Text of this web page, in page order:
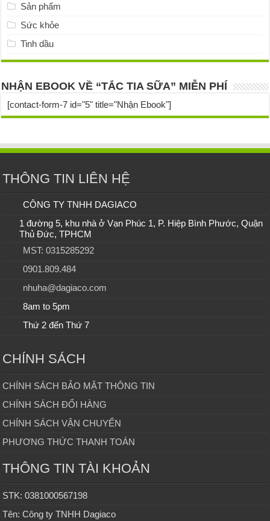
Sản phẩm
Sức khỏe
Tinh dầu
NHẬN EBOOK VỀ “TẮC TIA SỮA” MIỄN PHÍ
[contact-form-7 id="5" title="Nhận Ebook"]
THÔNG TIN LIÊN HỆ
CÔNG TY TNHH DAGIACO
1 đường 5, khu nhà ở Vạn Phúc 1, P. Hiệp Bình Phước, Quận
Thủ Đức, TPHCM
MST: 0315285292
0901.809.484
nhuha@dagiaco.com
8am to 5pm
Thứ 2 đến Thứ 7
CHÍNH SÁCH
CHÍNH SÁCH BẢO MẬT THÔNG TIN
CHÍNH SÁCH ĐỔI HÀNG
CHÍNH SÁCH VẬN CHUYỂN
PHƯƠNG THỨC THANH TOÁN
THÔNG TIN TÀI KHOẢN
STK: 0381000567198
Tên: Công ty TNHH Dagiaco